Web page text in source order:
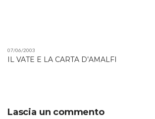
07/06/2003
IL VATE E LA CARTA D’AMALFI
Lascia un commento